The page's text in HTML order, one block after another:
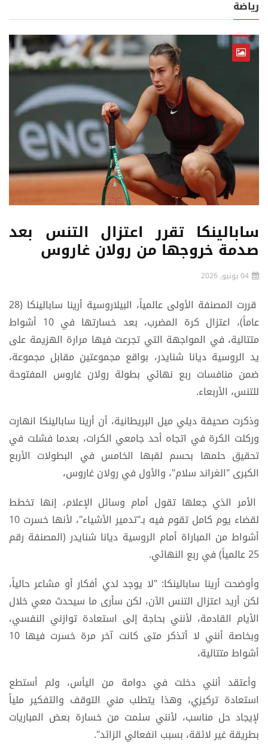
رياضة
سابالينكا تقرر اعتزال التنس بعد
صدمة خروجها من رولان غاروس
04 يونيو, 2026
قررت المصنفة الأولى عالمياً، البيلاروسية أرينا سابالينكا (28
عاماً)، اعتزال كرة المضرب، بعد خسارتها في 10 أشواط
متتالية، في المواجهة التي تجرعت فيها مرارة الهزيمة على
يد الروسية ديانا شنايدر، بواقع مجموعتين مقابل مجموعة،
ضمن منافسات ربع نهائي بطولة رولان غاروس المفتوحة
للتنس، الأربعاء.
وذكرت صحيفة ديلي ميل البريطانية، أن أرينا سابالينكا انهارت
وركلت الكرة في اتجاه أحد جامعي الكرات، بعدما فشلت في
تحقيق حلمها بحسم لقبها الخامس في البطولات الأربع
الكبرى "الغراند سلام"، والأول في رولان غاروس،
الأمر الذي جعلها تقول أمام وسائل الإعلام، إنها تخطط
لقضاء يوم كامل تقوم فيه بـ"تدمير الأشياء"، لأنها خسرت 10
أشواط من المباراة أمام الروسية ديانا شنايدر (المصنفة رقم
25 عالمياً) في ربع النهائي.
وأوضحت أرينا سابالينكا: "لا يوجد لدي أفكار أو مشاعر حالياً،
لكن أريد اعتزال التنس الآن، لكن سأرى ما سيحدث معي خلال
الأيام القادمة، لأنني بحاجة إلى استعادة توازني النفسي،
وبخاصة أنني لا أتذكر متى كانت آخر مرة خسرت فيها 10
أشواط متتالية،
وأعتقد أنني دخلت في دوامة من اليأس، ولم أستطع
استعادة تركيزي، وهذا يتطلب مني التوقف والتفكير ملياً
لإيجاد حل مناسب، لأنني سئمت من خسارة بعض المباريات
بطريقة غير لائقة، بسبب انفعالي الزائد".